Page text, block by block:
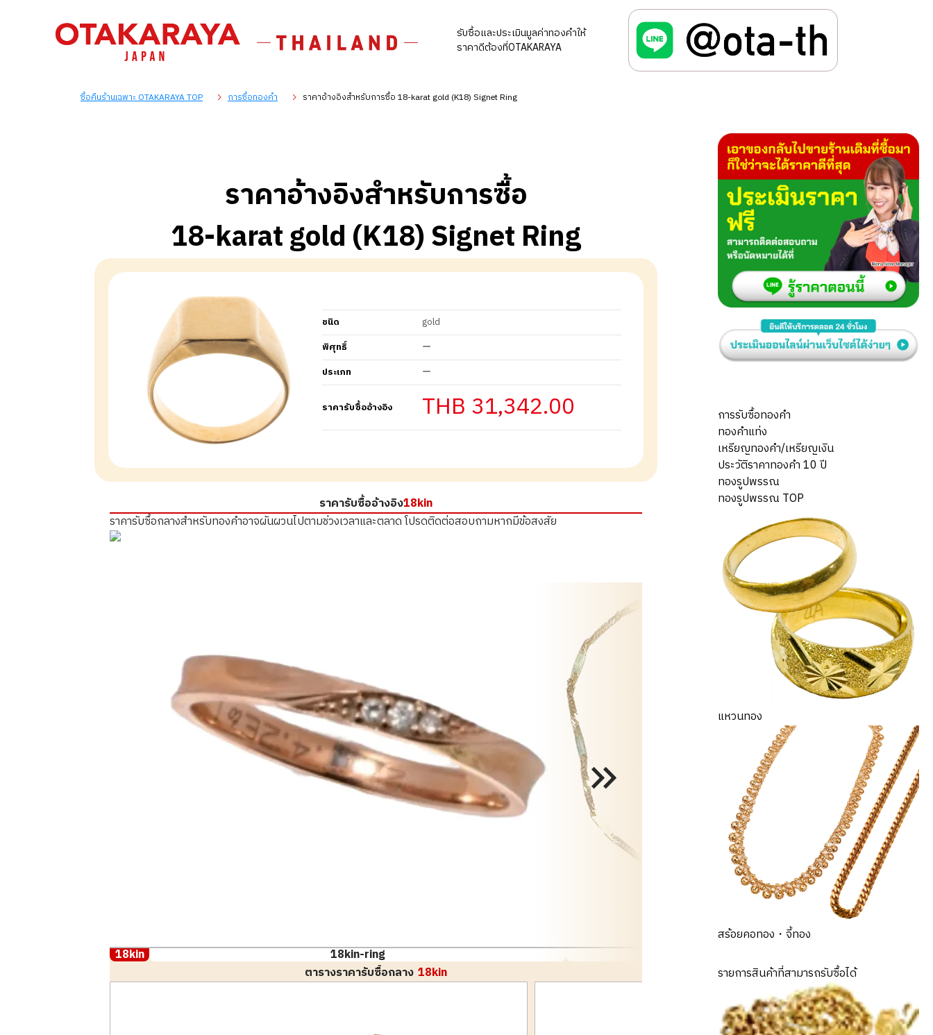
รับซื้อและประเมินมูลค่าทองคำให้
ราคาดีต้องที่OTAKARAYA
ซื้อคืนร้านเฉพาะ OTAKARAYA TOP การซื้อทองคำ ราคาอ้างอิงสำหรับการซื้อ 18-karat gold (K18) Signet Ring
ราคาอ้างอิงสำหรับการซื้อ
18-karat gold (K18) Signet Ring
ชนิด
gold
พิศุทธิ์
ー
ประเภท
ー
ราคารับซื้ออ้างอิง THB 31,342.00
ราคารับซื้ออ้างอิง18kin
ราคารับซื้อกลางสำหรับทองคำอาจผันผวนไปตามช่วงเวลาและตลาดโปรดติดต่อสอบถามหากมีข้อสงสัย
18kin 18kin-ring
ตารางราคารับซื้อกลาง 18kin
การรับซื้อทองคำ
ทองคำแท่ง
เหรียญทองคำ/เหรียญเงิน
ประวัติราคาทองคำ 10 ปี
ทองรูปพรรณ
ทองรูปพรรณ TOP
แหวนทอง
สร้อยคอทอง・จี้ทอง
รายการสินค้าที่สามารถรับซื้อได้